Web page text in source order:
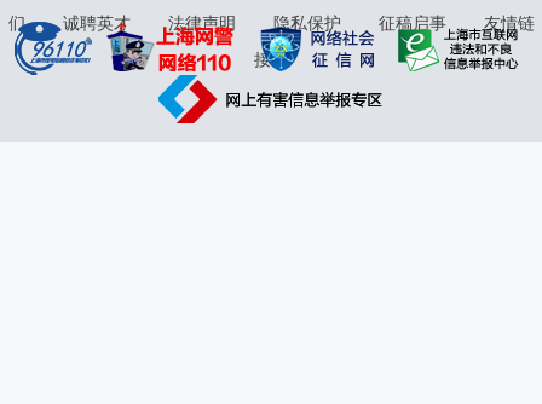
们
诚聘英才 法律声明 隐私保护 征稿启事
友情链
接